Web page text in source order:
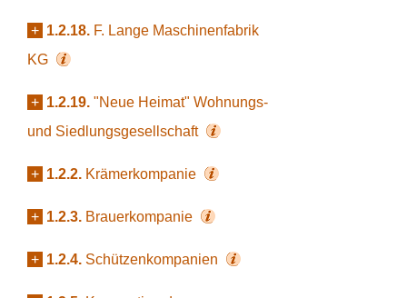
+ 1.2.18. F. Lange Maschinenfabrik
KG
+ 1.2.19. "Neue Heimat" Wohnungs-
und Siedlungsgesellschaft
+ 1.2.2. Krämerkompanie
+ 1.2.3. Brauerkompanie
+ 1.2.4. Schützenkompanien